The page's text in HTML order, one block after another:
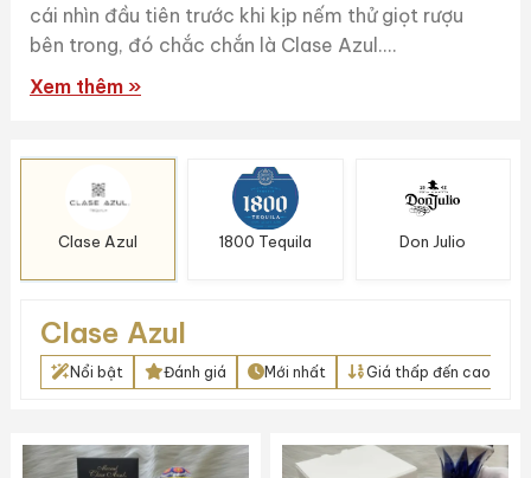
cái nhìn đầu tiên trước khi kịp nếm thử giọt rượu
bên trong, đó chắc chắn là Clase Azul....
Xem thêm »
Clase Azul 1800 Tequila Don Julio
Clase Azul
Nổi bật Đánh giá Mới nhất Giá thấp đến cao